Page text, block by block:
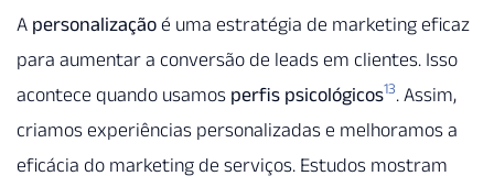
A personalização é uma estratégia de marketing eficaz
para aumentar a conversão de leads em clientes. Isso
acontece quando usamos perfis psicológicos13. Assim,
criamos experiências personalizadas e melhoramos a
eficácia do marketing de serviços. Estudos mostram